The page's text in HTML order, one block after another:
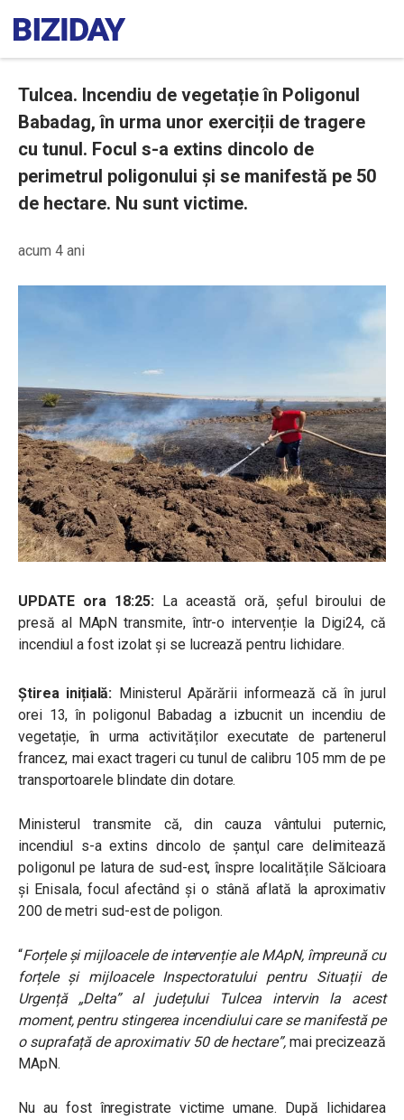
Tulcea. Incendiu de vegetație în Poligonul
Babadag, în urma unor exerciții de tragere
cu tunul. Focul s-a extins dincolo de
perimetrul poligonului și se manifestă pe 50
de hectare. Nu sunt victime.
acum 4 ani
UPDATE ora 18:25: La această oră, șeful biroului de
presă al MApN transmite, într-o intervenție la Digi24, că
incendiul a fost izolat și se lucrează pentru lichidare.
Știrea inițială: Ministerul Apărării informează că în jurul
orei 13, în poligonul Babadag a izbucnit un incendiu de
vegetație, în urma activităților executate de partenerul
francez, mai exact trageri cu tunul de calibru 105 mm de pe
transportoarele blindate din dotare.
Ministerul transmite că, din cauza vântului puternic,
incendiul s-a extins dincolo de șanţul care delimitează
poligonul pe latura de sud-est, înspre localitățile Sălcioara
și Enisala, foculafectând și o stână aflată la aproximativ
200 de metri sud-est de poligon.
“Forțele și mijloacele de intervenție ale MApN, împreună cu
forțele și mijloacele Inspectoratului pentru Situații de
Urgență „Delta” al județului Tulcea intervin la acest
moment, pentru stingerea incendiului care se manifestă pe
o suprafață de aproximativ 50 de hectare”, mai precizează
MApN.
Nu au fost înregistrate victime umane. După lichidarea